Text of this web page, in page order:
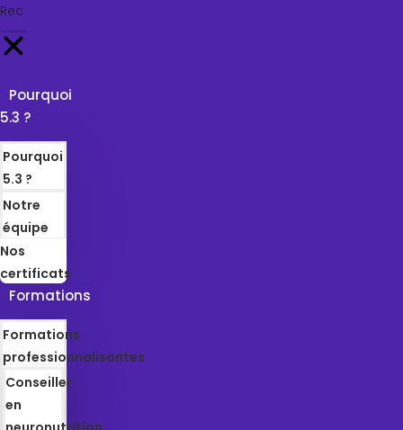
Pourquoi
5.3 ?
Pourquoi
5.3 ?
Notre
équipe
Nos
certificats
Formations
Formations
professionnalisantes
Conseiller
en